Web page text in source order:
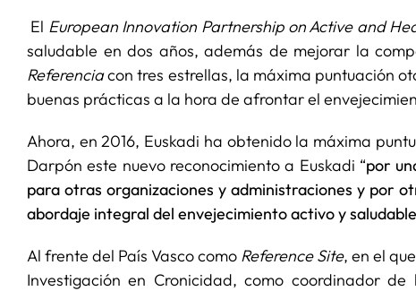
El European Innovation Partnership on Active and
saludable en dos años, además de mejorar la
Referenciacon tres estrellas, la máxima puntuación
buenas prácticas a la hora de afrontar el
Ahora, en 2016, Euskadi ha obtenido la máxima
Darpón este nuevo reconocimiento a Euskadi “por
para otras organizaciones y administraciones y por
abordaje integral del envejecimiento activo y
Al frente del País Vasco como Reference Site, en el
Investigación en Cronicidad, como coordinador